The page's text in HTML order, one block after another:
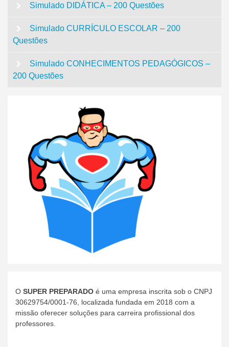
Simulado DIDÁTICA – 200 Questões
Simulado CURRÍCULO ESCOLAR – 200
Questões
Simulado CONHECIMENTOS PEDAGÓGICOS –
200 Questões
O SUPER PREPARADO é uma empresa inscrita sob o CNPJ
30629754/0001-76, localizada fundada em 2018 com a
missão oferecer soluções para carreira profissional dos
professores.